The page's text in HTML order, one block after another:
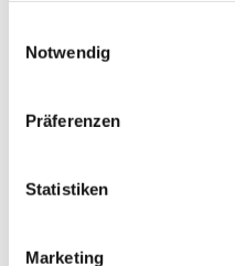
Notwendig
Präferenzen
Statistiken
Marketing